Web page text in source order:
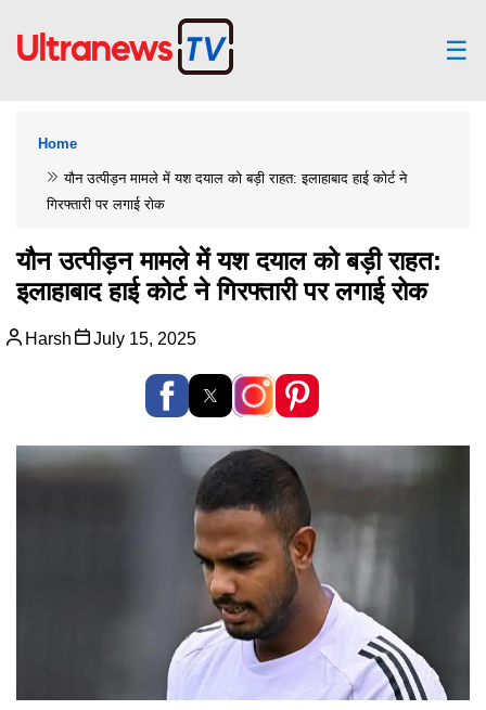
☰
Home
यौन उत्पीड़न मामले में यश दयाल को बड़ी राहत: इलाहाबाद हाई कोर्ट ने
गिरफ्तारी पर लगाई रोक
यौन उत्पीड़न मामले में यश दयाल को बड़ी राहत:
इलाहाबाद हाई कोर्ट ने गिरफ्तारी पर लगाई रोक
Harsh July 15, 2025